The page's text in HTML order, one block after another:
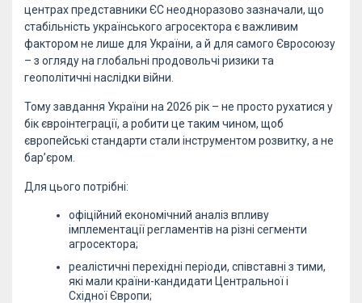
центрах представники ЄС неодноразово зазначали, що
стабільність українського агросектора є важливим
фактором не лише для України, а й для самого Євросоюзу
– з огляду на глобальні продовольчі ризики та
геополітичні наслідки війни.
Тому завдання України на 2026 рік – не просто рухатися у
бік євроінтеграції, а робити це таким чином, щоб
європейські стандарти стали інструментом розвитку, а не
бар’єром.
Для цього потрібні:
офіційний економічний аналіз впливу
імплементації регламентів на різні сегменти
агросектора;
реалістичні перехідні періоди, співставні з тими,
які мали країни-кандидати Центральної і
Східної Європи;